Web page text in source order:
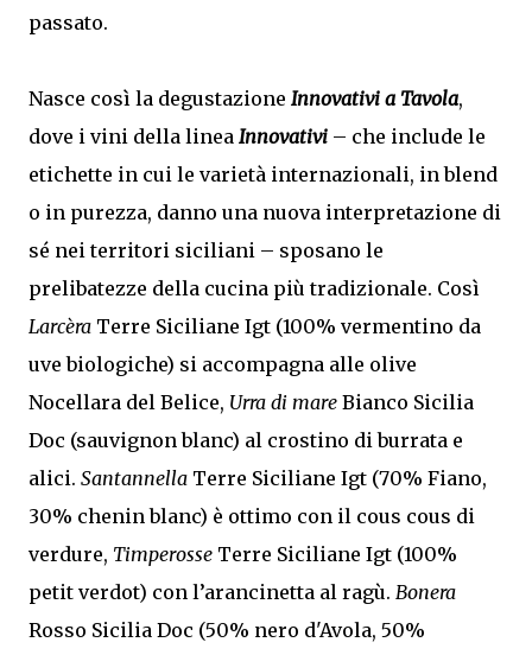
passato.
Nasce così la degustazione Innovativi a Tavola,
dove i vini della linea Innovativi – che include le
etichette in cui le varietà internazionali, in blend
o in purezza, danno una nuova interpretazione di
sé nei territori siciliani – sposano le
prelibatezze della cucina più tradizionale. Così
Larcèra Terre Siciliane Igt (100% vermentino da
uve biologiche) si accompagna alle olive
Nocellara del Belice, Urra di mare Bianco Sicilia
Doc (sauvignon blanc) al crostino di burrata e
alici. Santannella Terre Siciliane Igt (70% Fiano,
30% chenin blanc) è ottimo con il cous cous di
verdure, Timperosse Terre Siciliane Igt (100%
petit verdot) con l’arancinetta al ragù. Bonera
Rosso Sicilia Doc (50% nero d'Avola, 50%